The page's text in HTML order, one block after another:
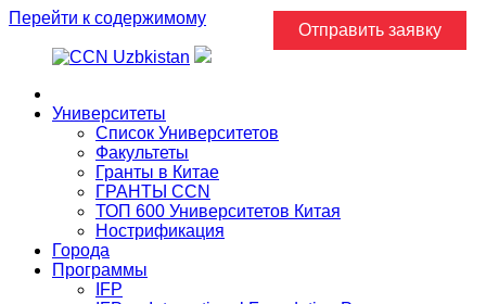
Перейти к содержимому
Университеты
Список Университетов
Факультеты
Гранты в Китае
ГРАНТЫ ССN
ТОП 600 Университетов Китая
Нострификация
Города
Программы
IFP
Отправить заявку